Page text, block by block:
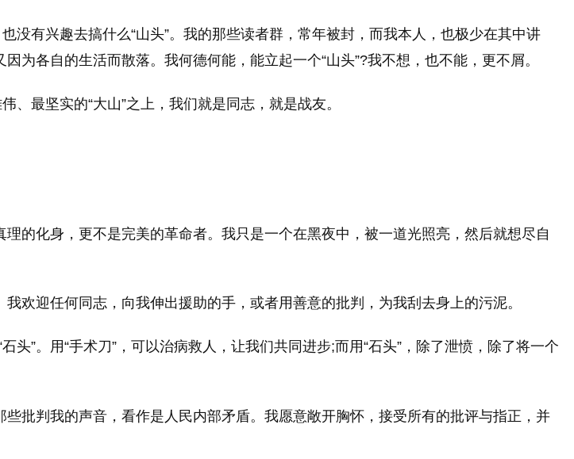
没有兴趣去搞什么“山头”。我的那些读者群，常年被封，而我本人，也极少在其中讲
各自的生活而散落。我何德何能，能立起一个“山头”?我不想，也不能，更不屑。
、最坚实的“大山”之上，我们就是同志，就是战友。
的化身，更不是完美的革命者。我只是一个在黑夜中，被一道光照亮，然后就想尽自
欢迎任何同志，向我伸出援助的手，或者用善意的批判，为我刮去身上的污泥。
头”。用“手术刀”，可以治病救人，让我们共同进步;而用“石头”，除了泄愤，除了将一个
批判我的声音，看作是人民内部矛盾。我愿意敞开胸怀，接受所有的批评与指正，并